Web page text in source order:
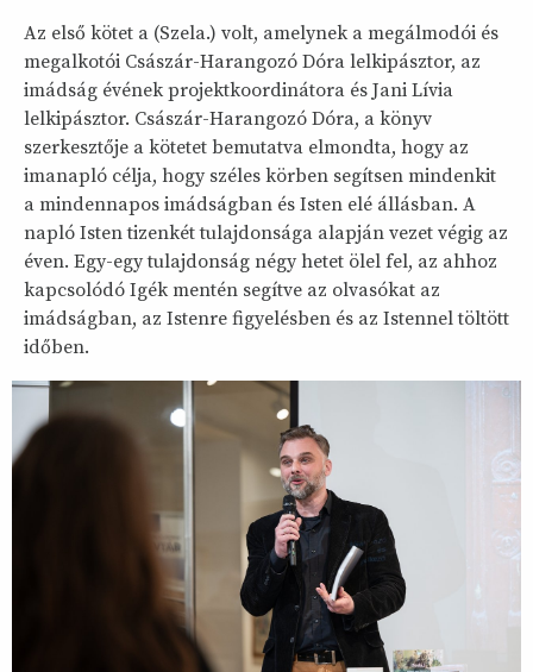
Az első kötet a (Szela.) volt, amelynek a megálmodói és
megalkotói Császár-Harangozó Dóra lelkipásztor, az
imádság évének projektkoordinátora és Jani Lívia
lelkipásztor. Császár-Harangozó Dóra, a könyv
szerkesztője a kötetet bemutatva elmondta, hogy az
imanapló célja, hogy széles körben segítsen mindenkit
a mindennapos imádságban és Isten elé állásban. A
napló Isten tizenkét tulajdonsága alapján vezet végig az
éven. Egy-egy tulajdonság négy hetet ölel fel, az ahhoz
kapcsolódó Igék mentén segítve az olvasókat az
imádságban, az Istenre figyelésben és az Istennel töltött
időben.